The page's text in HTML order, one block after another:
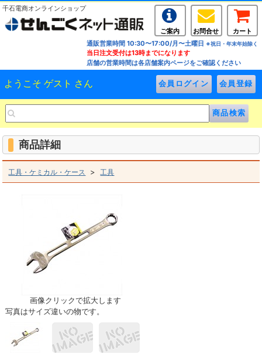
千石電商オンラインショップ
ご案内 お問合せ
カート
通販営業時間 10:30〜17:00/月〜土曜日 ※祝日・年末年始除く
当日注文受付は13時までになります
店舗の営業時間は各店舗案内ページをご確認ください
ようこそ ゲスト さん
商品詳細
工具・ケミカル・ケース > 工具
画像クリックで拡大します
写真はサイズ違いの物です。